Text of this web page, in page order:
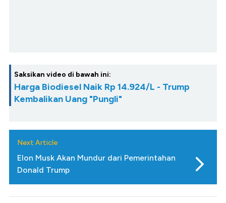
Saksikan video di bawah ini:
Harga Biodiesel Naik Rp 14.924/L - Trump
Kembalikan Uang "Pungli"
Next Article
Elon Musk Akan Mundur dari Pemerintahan
Donald Trump